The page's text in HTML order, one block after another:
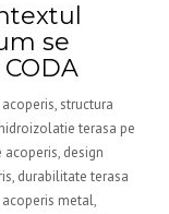
se
structura
terasa pe
design
durabilitate terasa
metal,